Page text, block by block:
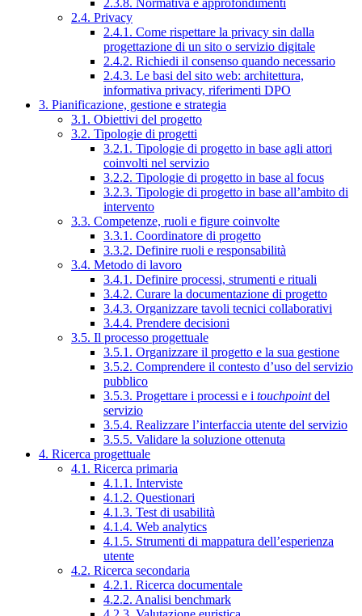
2.3.8. Normativa e approfondimenti
2.4. Privacy
2.4.1. Come rispettare la privacy sin dalla
progettazione di un sito o servizio digitale
2.4.2. Richiedi il consenso quando necessario
2.4.3. Le basi del sito web: architettura,
informativa privacy, riferimenti DPO
3. Pianificazione, gestione e strategia
3.1. Obiettivi del progetto
3.2. Tipologie di progetti
3.2.1. Tipologie di progetto in base agli attori
coinvolti nel servizio
3.2.2. Tipologie di progetto in base al focus
3.2.3. Tipologie di progetto in base all’ambito di
intervento
3.3. Competenze, ruoli e figure coinvolte
3.3.1. Coordinatore di progetto
3.3.2. Definire ruoli e responsabilità
3.4. Metodo di lavoro
3.4.1. Definire processi, strumenti e rituali
3.4.2. Curare la documentazione di progetto
3.4.3. Organizzare tavoli tecnici collaborativi
3.4.4. Prendere decisioni
3.5. Il processo progettuale
3.5.1. Organizzare il progetto e la sua gestione
3.5.2. Comprendere il contesto d’uso del servizio
pubblico
3.5.3. Progettare i processi e i touchpointdel
servizio
3.5.4. Realizzare l’interfaccia utente del servizio
3.5.5. Validare la soluzione ottenuta
4. Ricerca progettuale
4.1. Ricerca primaria
4.1.1. Interviste
4.1.2. Questionari
4.1.3. Test di usabilità
4.1.4. Web analytics
4.1.5. Strumenti di mappatura dell’esperienza
utente
4.2. Ricerca secondaria
4.2.1. Ricerca documentale
4.2.2. Analisi benchmark